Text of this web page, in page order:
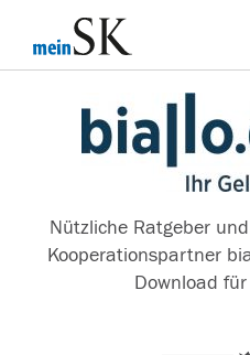
Nützliche Ratgeber
Kooperationspartner
Download